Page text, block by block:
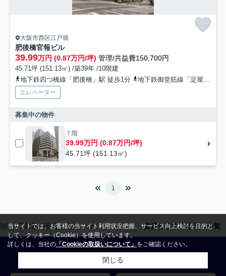
大阪市西区江戸堀
肥後橋官報ビル
39.99万円 (0.87万円/坪) 管理/共益費150,700円
45.71坪 (151.13㎡) /築39年 /10階建
地下鉄四つ橋線「肥後橋」駅 徒歩1分
地下鉄御堂筋線「淀屋橋」駅 徒歩7分
エレベーター
募集中の物件
７階
39.99万円 (0.87万円/坪)
45.71坪 (151.13㎡)
1
・不動産情報なら住宅ファミリー社 賃貸おすすめ物件の一覧
株式会社住宅ファミリー社
当サイトでは、お客様の当サイト利用状況把握、サービス向上検討を目的と
して、クッキー（Cookie）を使用しています。
詳しくは、当社の 「Cookieの取扱いについて」 をご確認ください。
閉じる